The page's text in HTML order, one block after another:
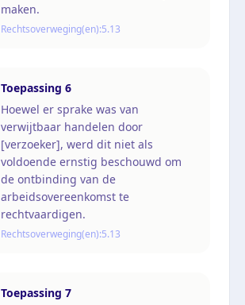
maken.
Rechtsoverweging(en):5.13
Toepassing 6
Hoewel er sprake was van
verwijtbaar handelen door
[verzoeker], werd dit niet als
voldoende ernstig beschouwd om
de ontbinding van de
arbeidsovereenkomst te
rechtvaardigen.
Rechtsoverweging(en):5.13
Toepassing 7